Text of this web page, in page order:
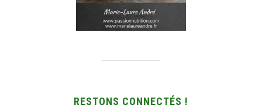
RESTONS CONNECTÉS !